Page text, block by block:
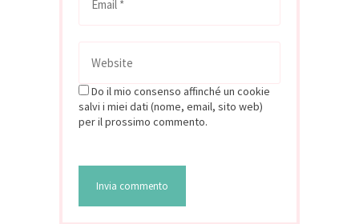
Do il mio consenso affinché un cookie
salvi i miei dati (nome, email, sito web)
per il prossimo commento.